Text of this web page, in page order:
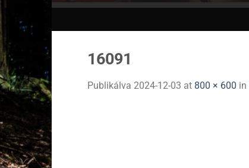
16091
Publikálva 2024-12-03 at 800 × 600 in